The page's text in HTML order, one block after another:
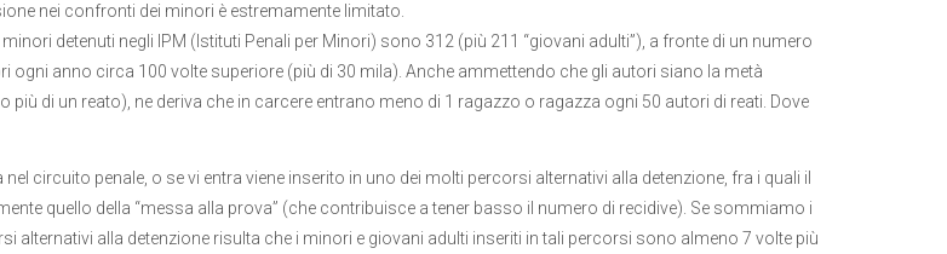
nei confronti dei minori è estremamente limitato.
detenuti negli IPM (Istituti Penali per Minori) sono 312 (più 211 “giovani adulti”), a fronte di un numero
ogni anno circa 100 volte superiore (più di 30 mila). Anche ammettendo che gli autori siano la metà
più di un reato), ne deriva che in carcere entrano meno di 1 ragazzo o ragazza ogni 50 autori di reati. Dove
circuito penale, o se vi entra viene inserito in uno dei molti percorsi alternativi alla detenzione, fra i quali il
quello della “messa alla prova” (che contribuisce a tener basso il numero di recidive). Se sommiamo i
alternativi alla detenzione risulta che i minori e giovani adulti inseriti in tali percorsi sono almeno 7 volte più